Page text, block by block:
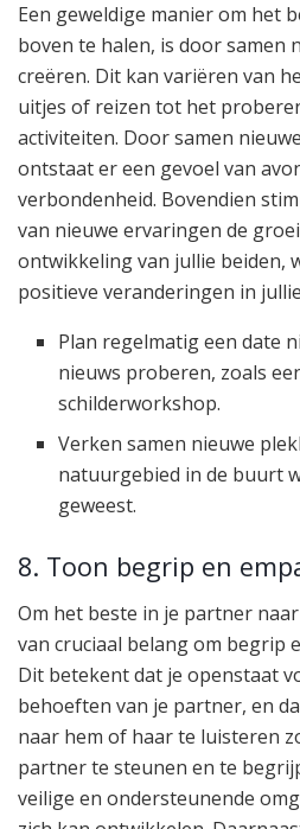
Een geweldige manier om het
boven te halen, is door samen
creëren. Dit kan variëren van
uitjes of reizen tot het
activiteiten. Door samen
ontstaat er een gevoel van
verbondenheid. Bovendien
van nieuwe ervaringen de
ontwikkeling van jullie beiden,
positieve veranderingen in
Plan regelmatig een date
nieuws proberen, zoals
schilderworkshop.
Verken samen nieuwe
natuurgebied in de buurt
geweest.
8. Toon begrip en
Om het beste in je partner
van cruciaal belang om begrip
Dit betekent dat je openstaat
behoeften van je partner, en
naar hem of haar te luisteren
partner te steunen en te
veilige en ondersteunende